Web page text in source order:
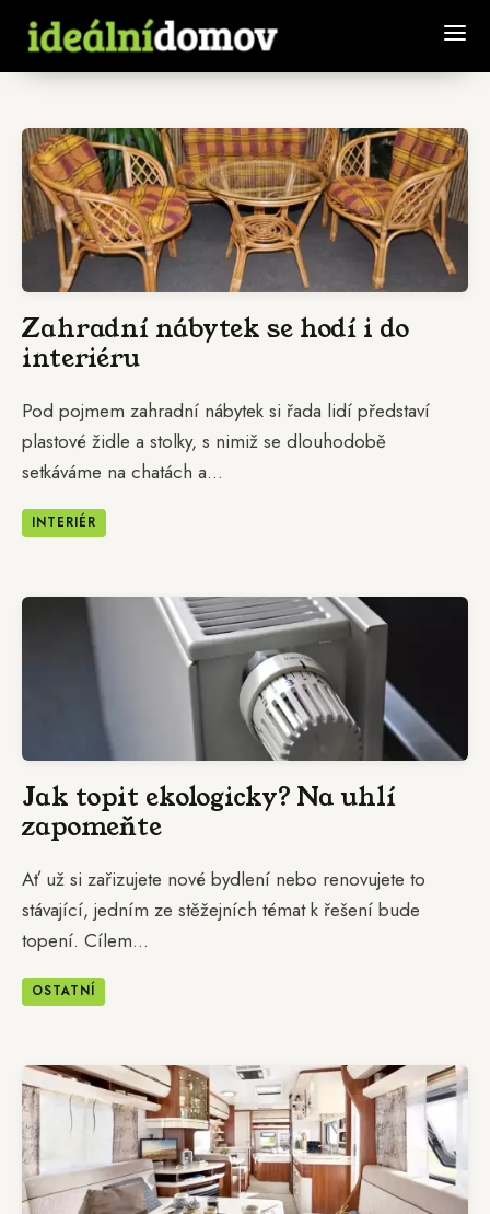
Zahradní nábytek se hodí i do
interiéru
Pod pojmem zahradní nábytek si řada lidí představí
plastové židle a stolky, s nimiž se dlouhodobě
setkáváme na chatách a...
INTERIÉR
Jak topit ekologicky? Na uhlí
zapomeňte
Ať už si zařizujete nové bydlení nebo renovujete to
stávající, jedním ze stěžejních témat k řešení bude
topení. Cílem...
OSTATNÍ